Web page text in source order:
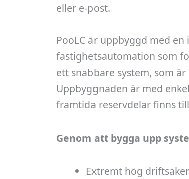
eller e-post.
PooLC är uppbyggd med
fastighetsautomation som
ett snabbare system, som
Uppbyggnaden är med
framtida reservdelar finns
Genom att bygga upp
Extremt hög